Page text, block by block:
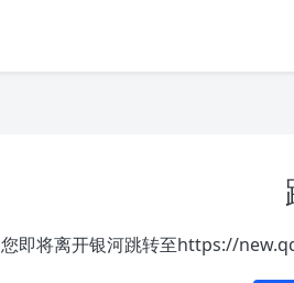
您即将离开银河跳转至https://